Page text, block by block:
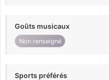
Goûts musicaux
Non renseigné
Sports préférés